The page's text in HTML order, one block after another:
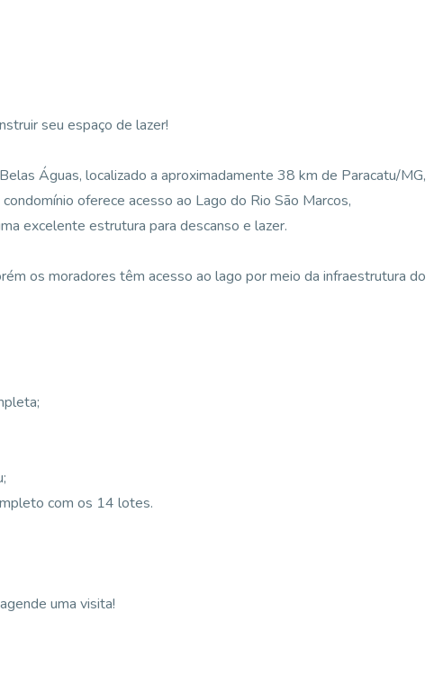
seu espaço de lazer!
Águas, localizado a aproximadamente 38 km de Paracatu/MG,
oferece acesso ao Lago do Rio São Marcos,
excelente estrutura para descanso e lazer.
os moradores têm acesso ao lago por meio da infraestrutura do
com os 14 lotes.
uma visita!